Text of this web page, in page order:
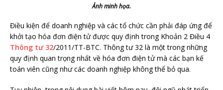
Ảnh minh họa.
Điều kiện để doanh nghiệp và các tổ chức cần phải đáp ứng để
khởi tạo hóa đơn điện tử được quy định trong Khoản 2 Điều 4
Thông tư 32/2011/TT-BTC. Thông tư 32 là một trong những
quy định quan trọng nhất về hóa đơn điện tử mà các bạn kế
toán viên cũng như các doanh nghiệp không thể bỏ qua.